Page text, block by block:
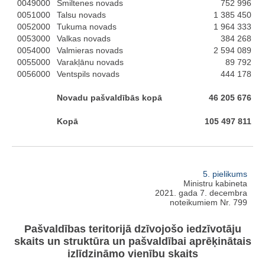
0049000 Smiltenes novads
752 996
0051000
Talsu novads
1 385 450
0052000
Tukuma novads
1 964 333
0053000
Valkas novads
384 268
0054000
Valmieras novads
2 594 089
0055000
Varakļānu novads
89 792
0056000
Ventspils novads 444 178
Novadu pašvaldībās kopā 46 205 676
Kopā 105 497 811
5. pielikums
Ministru kabineta
2021. gada 7. decembra
noteikumiem Nr. 799
Pašvaldības teritorijā dzīvojošo iedzīvotāju
skaits un struktūra un pašvaldībai aprēķinātais
izlīdzināmo vienību skaits